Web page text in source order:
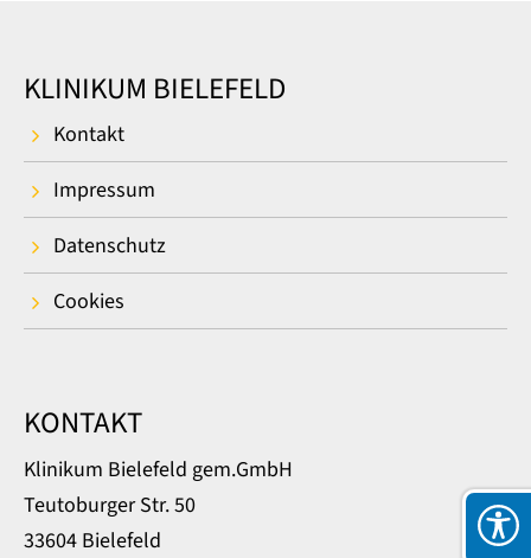
KLINIKUM BIELEFELD
Kontakt
Impressum
Datenschutz
Cookies
KONTAKT
Klinikum Bielefeld gem.GmbH
Teutoburger Str. 50
33604 Bielefeld